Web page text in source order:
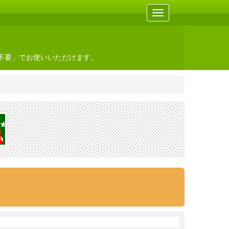
」でお使いいただけます。